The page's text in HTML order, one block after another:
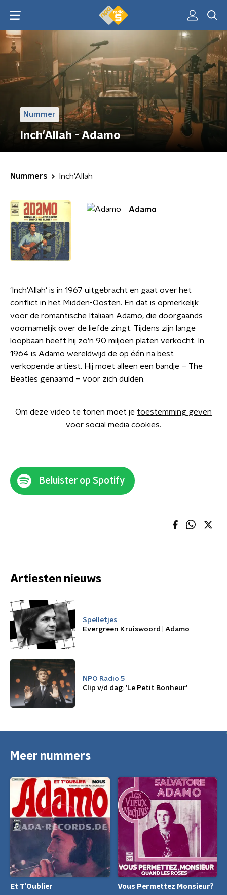
Nummer
Inch'Allah - Adamo
Nummers Inch'Allah
Adamo
‘Inch'Allah’ is in 1967 uitgebracht en gaat over het
conflict in het Midden-Oosten. En dat is opmerkelijk
voor de romantische Italiaan Adamo, die doorgaands
voornamelijk over de liefde zingt. Tijdens zijn lange
loopbaan heeft hij zo’n 90 miljoen platen verkocht. In
1964 is Adamo wereldwijd de op één na best
verkopende artiest. Hij moet alleen een bandje – The
Beatles genaamd – voor zich dulden.
Om deze video te tonen moet je toestemming geven
voor social media cookies.
Beluister op Spotify
Artiesten nieuws
Spelletjes
Evergreen Kruiswoord | Adamo
NPO Radio 5
Clip v/d dag: 'Le Petit Bonheur'
Meer nummers
Et T'Oublier
Vous Permettez Monsieur?